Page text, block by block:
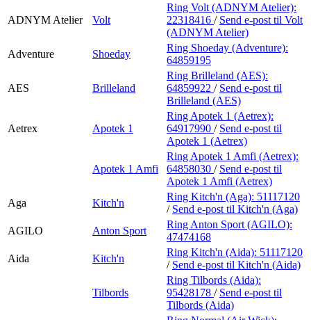
ADNYM Atelier Volt
Ring Volt (ADNYM Atelier):
22318416 / Send e-post til Volt
(ADNYM Atelier)
Adventure
Shoeday
Ring Shoeday (Adventure):
64859195
AES Brilleland
Ring Brilleland (AES):
64859922 / Send e-post til
Brilleland (AES)
Aetrex Apotek 1
Ring Apotek 1 (Aetrex):
64917990 / Send e-post til
Apotek 1 (Aetrex)
Apotek 1 Amfi
Ring Apotek 1 Amfi (Aetrex):
64858030 / Send e-post til
Apotek 1 Amfi (Aetrex)
Aga
Kitch'n
Ring Kitch'n (Aga): 51117120
/ Send e-post til Kitch'n (Aga)
AGILO
Anton Sport
Ring Anton Sport (AGILO):
47474168
Aida
Kitch'n
Ring Kitch'n (Aida): 51117120
/ Send e-post til Kitch'n (Aida)
Tilbords
Ring Tilbords (Aida):
95428178 / Send e-post til
Tilbords (Aida)